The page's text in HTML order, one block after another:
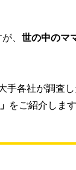
、 世の中のマ
手各社が調査
をご紹介します